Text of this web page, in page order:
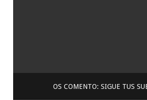
OS COMENTO: SIGUE TUS